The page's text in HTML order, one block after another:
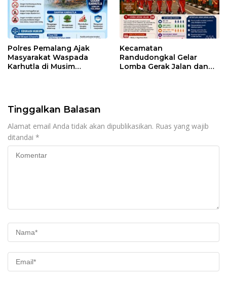
Polres Pemalang Ajak
Masyarakat Waspada
Karhutla di Musim
Kecamatan
Randudongkal Gelar
Lomba Gerak Jalan dan
Tinggalkan Balasan
Alamat email Anda tidak akan dipublikasikan. Ruas yang wajib
ditandai *